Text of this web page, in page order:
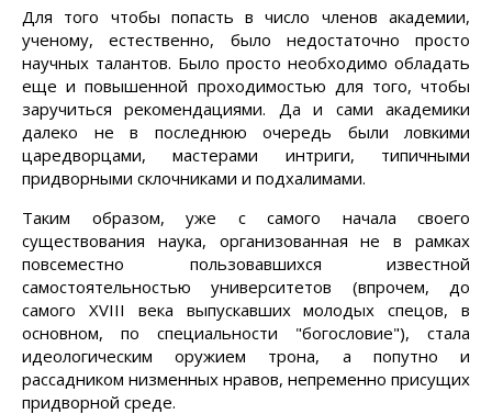
Для того чтобы попасть в число членов академии,
ученому, естественно, было недостаточно просто
научных талантов. Было просто необходимо обладать
еще и повышенной проходимостью для того, чтобы
заручиться рекомендациями. Да и сами академики
далеко не в последнюю очередь были ловкими
царедворцами, мастерами интриги, типичными
придворными склочниками и подхалимами.
Таким образом, уже с самого начала своего
существования наука, организованная не в рамках
повсеместно пользовавшихся известной
самостоятельностью университетов (впрочем, до
самого XVIII века выпускавших молодых спецов, в
основном, по специальности "богословие"), стала
идеологическим оружием трона, а попутно и
рассадником низменных нравов, непременно присущих
придворной среде.